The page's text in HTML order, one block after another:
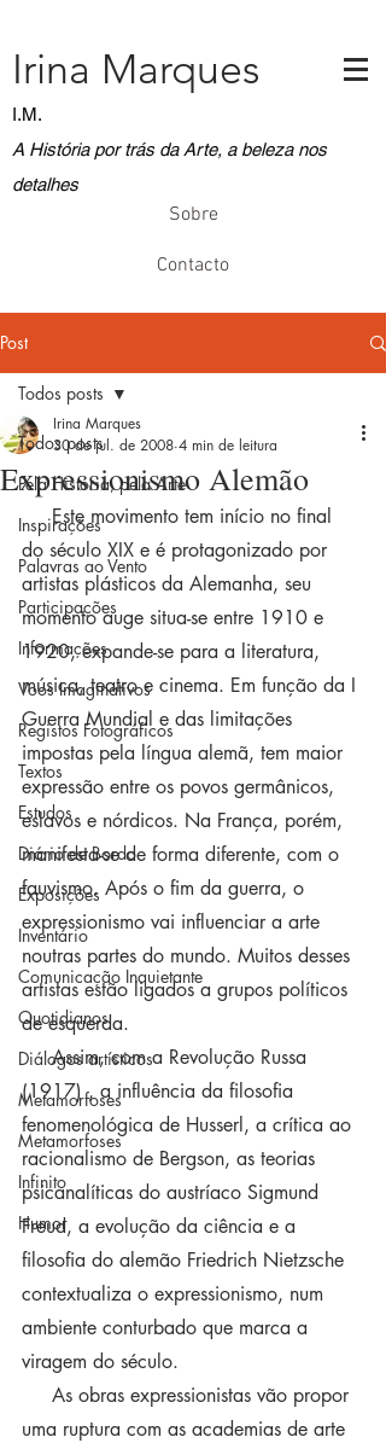
A História por trás da Arte, a beleza nos
detalhes
Irina Marques
I.M.
Sobre
Contacto
Post
Todos posts
Pela História, pela Arte
Inspirações
Palavras ao Vento
Participações
Informações
Voos Imaginativos
Registos Fotográficos
Textos
Estudos
Diário de Bordo
Exposições
Inventário
Comunicação Inquietante
Quotidianos
Diálogos artísticos
Metamorfoses
Metamorfoses
Infinito
Humor
Todos posts
Expressionismo Alemão
Irina Marques
30 de jul. de 2008 4 min de leitura
     Este movimento tem início no final
do século XIX e é protagonizado por
artistas plásticos da Alemanha, seu
momento auge situa-se entre 1910 e
1920, expande-se para a literatura,
música, teatro e cinema. Em função da I
Guerra Mundial e das limitações
impostas pela língua alemã, tem maior
expressão entre os povos germânicos,
eslavos e nórdicos. Na França, porém,
manifesta-se de forma diferente, com o
fauvismo. Após o fim da guerra, o
expressionismo vai influenciar a arte
noutras partes do mundo. Muitos desses
artistas estão ligados a grupos políticos
de esquerda.
     Assim, com a Revolução Russa
(1917) , a influência da filosofia
fenomenológica de Husserl, a crítica ao
racionalismo de Bergson, as teorias
psicanalíticas do austríaco Sigmund
Freud, a evolução da ciência e a
filosofia do alemão Friedrich Nietzsche
contextualiza o expressionismo, num
ambiente conturbado que marca a
viragem do século.
uma ruptura com as academias de arte